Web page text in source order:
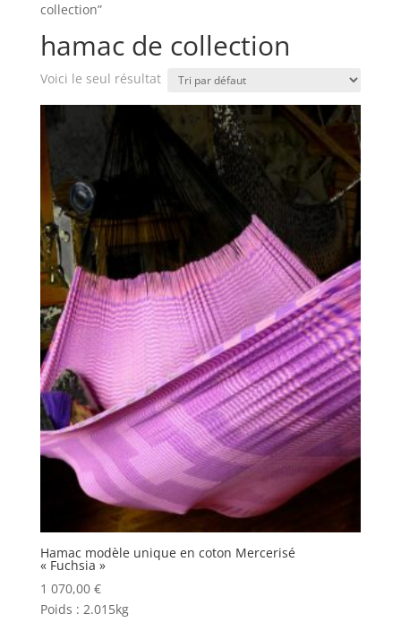
collection”
hamac de collection
Voici le seul résultat
Hamac modèle unique en coton Mercerisé
« Fuchsia »
1 070,00 €
Poids : 2.015kg